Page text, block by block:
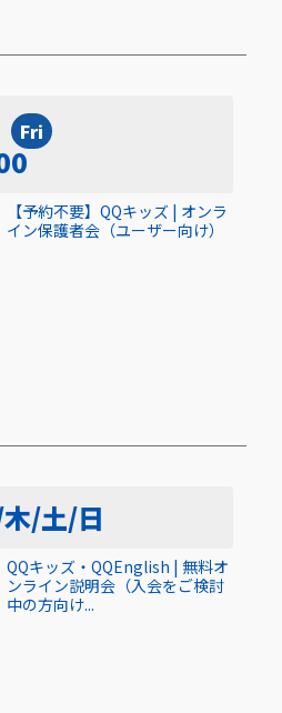
Fri
【予約不要】QQキッズ | オンラ
イン保護者会（ユーザー向け）
/土/日
QQキッズ・QQEnglish | 無料オ
ンライン説明会（入会をご検討
中の方向け...